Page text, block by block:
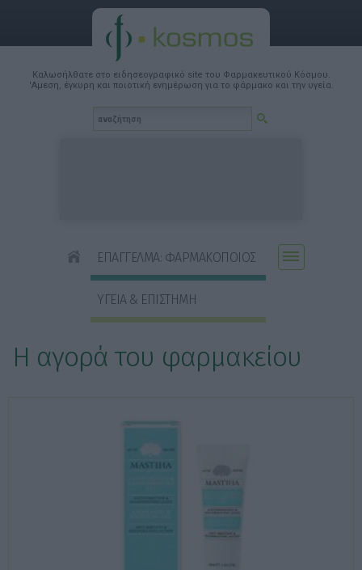
Καλωσήλθατε στο ειδησεογραφικό site του Φαρμακευτικού Κόσμου.
'Αμεση, έγκυρη και ποιοτική ενημέρωση για το φάρμακο και την υγεία.
ΕΠΑΓΓΕΛΜΑ: ΦΑΡΜΑΚΟΠΟΙΟΣ
ΥΓΕΙΑ & ΕΠΙΣΤΗΜΗ
Η αγορά του φαρμακείου
ΕΠΙΛΟΓΕΣ ΕΜΦΑΝΙΣΗΣ ΑΡΘΡΩΝ: